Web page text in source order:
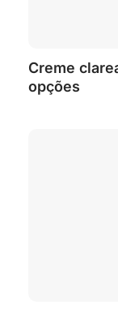
Creme
opções